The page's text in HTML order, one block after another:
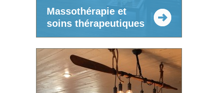
Massothérapie et
soins thérapeutiques